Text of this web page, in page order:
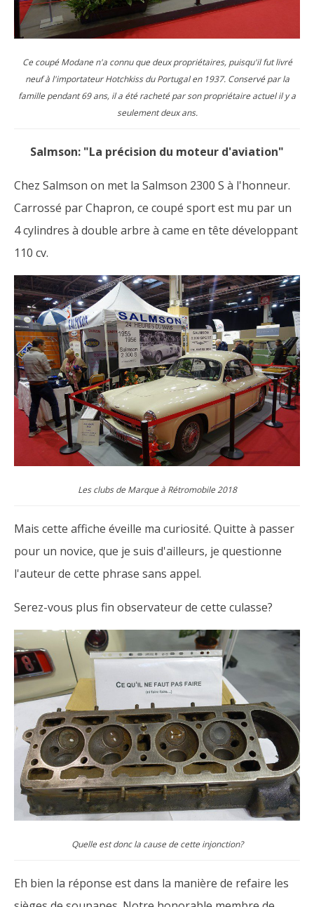
Ce coupé Modane n'a connu que deux propriétaires, puisqu'il fut livré
neuf à l'importateur Hotchkiss du Portugal en 1937. Conservé par la
famille pendant 69 ans, il a été racheté par son propriétaire actuel il y a
seulement deux ans.
Salmson: "La précision du moteur d'aviation"
Chez Salmson on met la Salmson 2300 S à l'honneur.
Carrossé par Chapron, ce coupé sport est mu par un
4 cylindres à double arbre à came en tête développant
110 cv.
Les clubs de Marque à Rétromobile 2018
Mais cette affiche éveille ma curiosité. Quitte à passer
pour un novice, que je suis d'ailleurs, je questionne
l'auteur de cette phrase sans appel.
Serez-vous plus fin observateur de cette culasse?
Quelle est donc la cause de cette injonction?
Eh bien la réponse est dans la manière de refaire les